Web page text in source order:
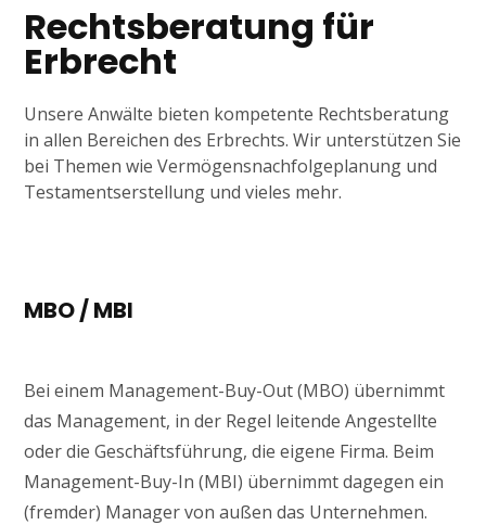
Rechtsberatung für
Erbrecht
Unsere Anwälte bieten kompetente Rechtsberatung
in allen Bereichen des Erbrechts. Wir unterstützen Sie
bei Themen wie Vermögensnachfolgeplanung und
Testamentserstellung und vieles mehr.
MBO / MBI
Bei einem Management-Buy-Out (MBO) übernimmt
das Management, in der Regel leitende Angestellte
oder die Geschäftsführung, die eigene Firma. Beim
Management-Buy-In (MBI) übernimmt dagegen ein
(fremder) Manager von außen das Unternehmen.